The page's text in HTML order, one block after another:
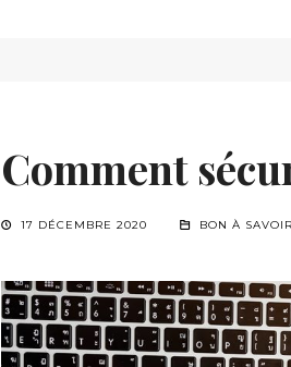
Comment
17 DÉCEMBRE 2020 BON À SAVOIR